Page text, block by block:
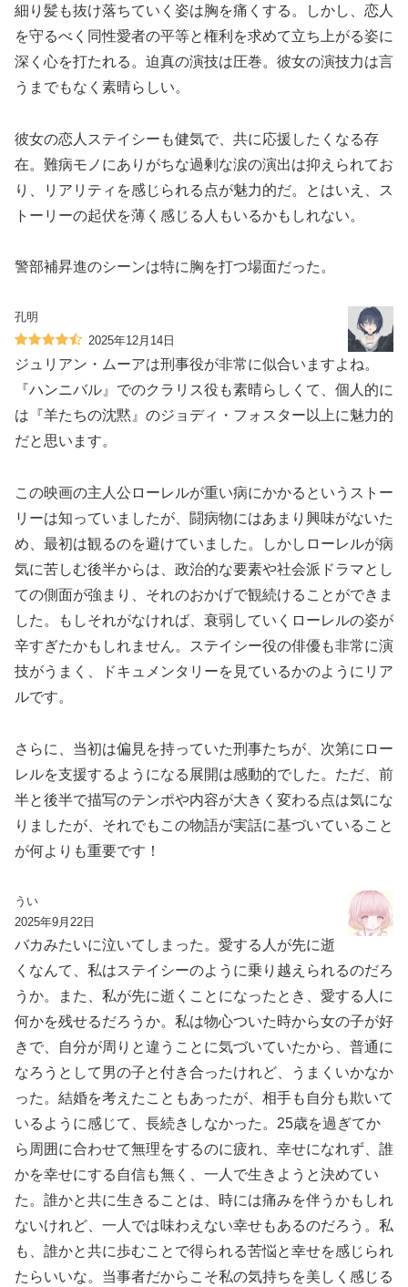
細り髪も抜け落ちていく姿は胸を痛くする。しかし、恋人
を守るべく同性愛者の平等と権利を求めて立ち上がる姿に
深く心を打たれる。迫真の演技は圧巻。彼女の演技力は言
うまでもなく素晴らしい。
彼女の恋人ステイシーも健気で、共に応援したくなる存
在。難病モノにありがちな過剰な涙の演出は抑えられてお
り、リアリティを感じられる点が魅力的だ。とはいえ、ス
トーリーの起伏を薄く感じる人もいるかもしれない。
警部補昇進のシーンは特に胸を打つ場面だった。
孔明
2025年12月14日
ジュリアン・ムーアは刑事役が非常に似合いますよね。
『ハンニバル』でのクラリス役も素晴らしくて、個人的に
は『羊たちの沈黙』のジョディ・フォスター以上に魅力的
だと思います。
この映画の主人公ローレルが重い病にかかるというストー
リーは知っていましたが、闘病物にはあまり興味がないた
め、最初は観るのを避けていました。しかしローレルが病
気に苦しむ後半からは、政治的な要素や社会派ドラマとし
ての側面が強まり、それのおかげで観続けることができま
した。もしそれがなければ、衰弱していくローレルの姿が
辛すぎたかもしれません。ステイシー役の俳優も非常に演
技がうまく、ドキュメンタリーを見ているかのようにリア
ルです。
さらに、当初は偏見を持っていた刑事たちが、次第にロー
レルを支援するようになる展開は感動的でした。ただ、前
半と後半で描写のテンポや内容が大きく変わる点は気にな
りましたが、それでもこの物語が実話に基づいていること
が何よりも重要です！
うい
2025年9月22日
バカみたいに泣いてしまった。愛する人が先に逝
くなんて、私はステイシーのように乗り越えられるのだろ
うか。また、私が先に逝くことになったとき、愛する人に
何かを残せるだろうか。私は物心ついた時から女の子が好
きで、自分が周りと違うことに気づいていたから、普通に
なろうとして男の子と付き合ったけれど、うまくいかなか
った。結婚を考えたこともあったが、相手も自分も欺いて
いるように感じて、長続きしなかった。25歳を過ぎてか
ら周囲に合わせて無理をするのに疲れ、幸せになれず、誰
かを幸せにする自信も無く、一人で生きようと決めてい
た。誰かと共に生きることは、時には痛みを伴うかもしれ
ないけれど、一人では味わえない幸せもあるのだろう。私
も、誰かと共に歩むことで得られる苦悩と幸せを感じられ
たらいいな。当事者だからこそ私の気持ちを美しく感じる